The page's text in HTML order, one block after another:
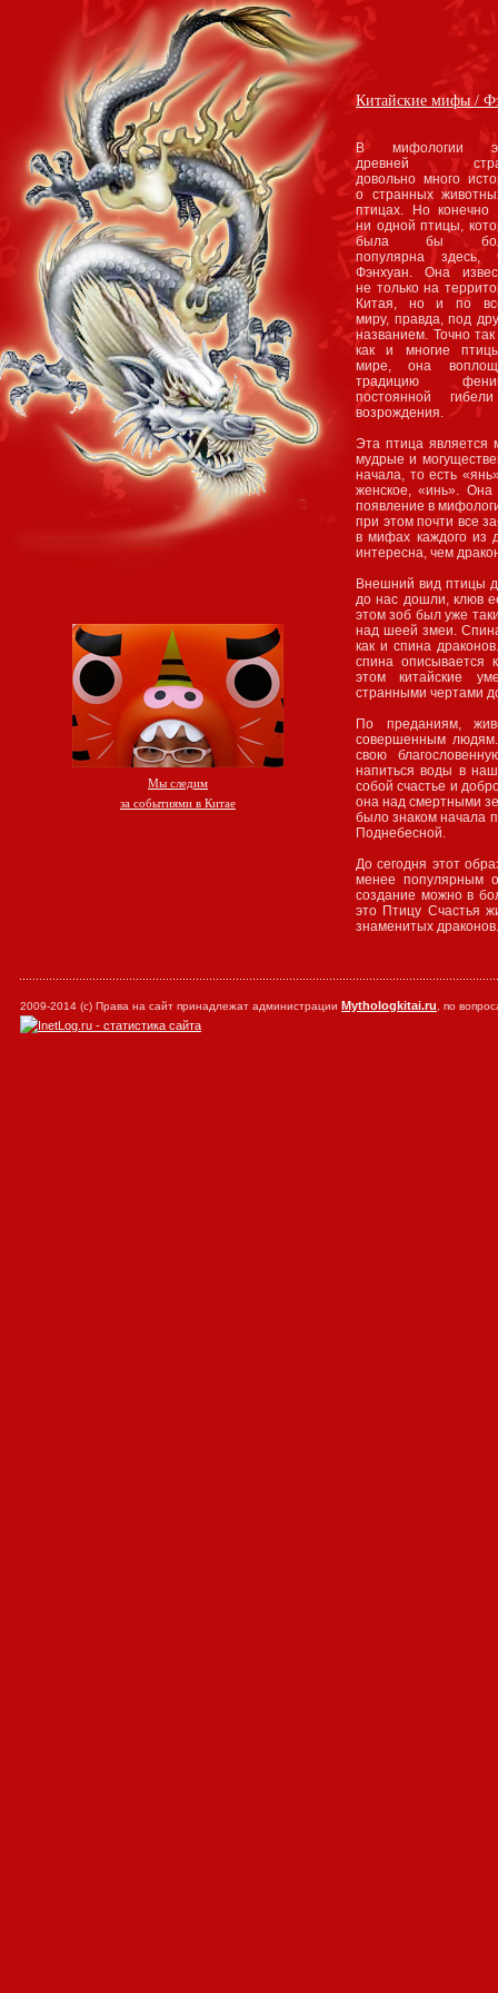
Мы следим
за событиями в Китае
Китайские мифы /
В мифологии
древней
довольно много
о странных
птицах. Но конечно
ни одной птицы,
была бы
популярна здесь,
Фэнхуан. Она
не только на
Китая, но и по
миру, правда, под
названием. Точно
как и многие
мире, она
традицию
постоянной
возрождения.
Эта птица является
мудрые и
начала, то есть
женское, «инь». Она
появление в
при этом почти все
в мифах каждого из
интересна, чем
Внешний вид птицы
до нас дошли, клюв
этом зоб был уже
над шеей змеи.
как и спина
спина описывается
этом китайские
странными чертами
По преданиям,
совершенным людям.
свою
напиться воды в
собой счастье и
она над смертными
было знаком начала
Поднебесной.
До сегодня этот
менее популярным
создание можно в
это Птицу Счастья
знаменитых драконов.
2009-2014 (с) Права на сайт принадлежат администрации Mythologkitai.ru , по